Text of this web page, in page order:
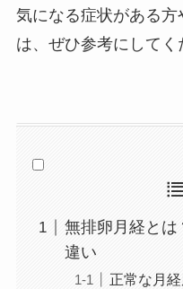
気になる症状がある
は、ぜひ参考にしてく
無排卵月経と
違い
正常な月